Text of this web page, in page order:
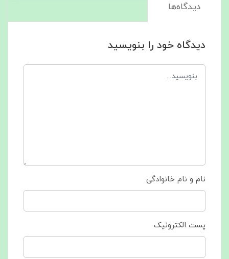
دیدگاه‌ها
دیدگاه خود را بنویسید
نام و نام خانوادگی
پست الکترونیک